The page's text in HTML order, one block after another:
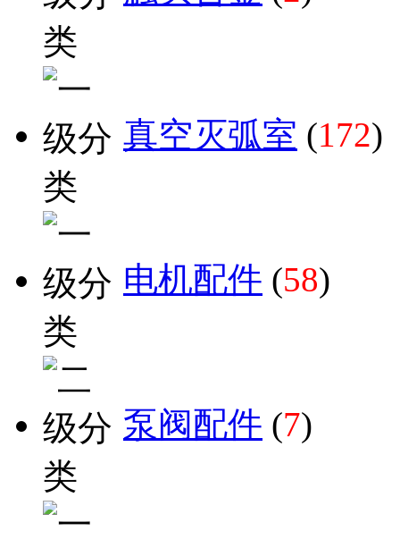
真空灭弧室 (172)
电机配件 (58)
泵阀配件 (7)